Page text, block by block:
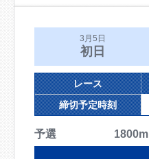
3月5日
初日
レース
締切予定時刻
予選 1800m